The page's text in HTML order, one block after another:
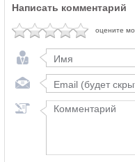
Написать комментарий
оцените